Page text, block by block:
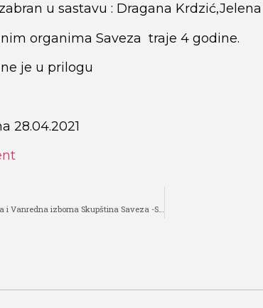
u sastavu : Dragana
organima Saveza traje 4 godine.
je u prilogu
28.04.2021
Redovna Skupština Saveza i Vanredna izborna Skupština Saveza -SREDA 28.04.2021. godine , NovI Sad , Masarikova 25, 18 časova .